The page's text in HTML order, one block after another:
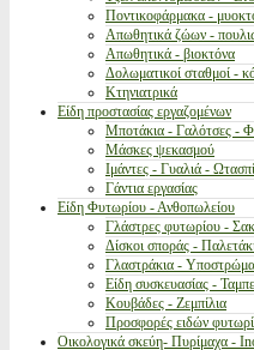
Ποντικοφάρμακα -
Απωθητικά ζώων -
Απωθητικά - βιοκτόνα
Δολωματικοί σταθμοί -
Κτηνιατρικά
Είδη προστασίας εργαζομένων
Μποτάκια - Γαλότσες -
Μάσκες ψεκασμού
Ιμάντες - Γυαλιά -
Γάντια εργασίας
Είδη Φυτωρίου - Ανθοπωλείου
Γλάστρες φυτωρίου -
Δίσκοι σποράς -
Γλαστράκια -
Είδη συσκευασίας -
Κουβάδες - Ζεμπίλια
Προσφορές ειδών
Οικολογικά σκεύη- Πυρίμαχα -